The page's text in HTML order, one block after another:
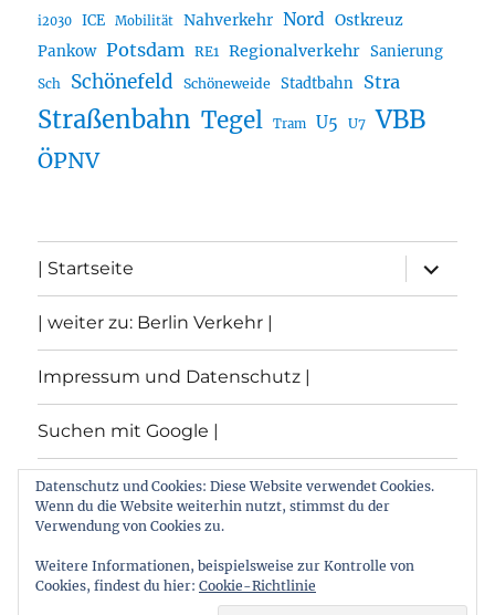
i2030 ICE Mobilität Nahverkehr Nord Ostkreuz
Pankow Potsdam RE1 Regionalverkehr Sanierung
Sch Schönefeld Schöneweide Stadtbahn Stra
Straßenbahn Tegel Tram U5 U7 VBB
ÖPNV
| Startseite
öffnen
| weiter zu: Berlin Verkehr |
Impressum und Datenschutz |
Suchen mit Google |
Themen
Archiv von: Berlin:Verkehr Stolz präsentiert von
Datenschutz und Cookies: Diese Website verwendet Cookies.
Wenn du die Website weiterhin nutzt, stimmst du der
Verwendung von Cookies zu.
Weitere Informationen, beispielsweise zur Kontrolle von
Cookies, findest du hier: Cookie-Richtlinie